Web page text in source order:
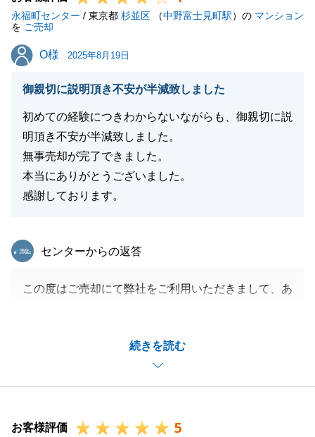
今後とも何卒よろしくお願いいたします。
永福町センター / 東京都 杉並区 （中野富士見町駅）の マンション
を ご売却
O様
O様 2025年8月19日
御親切に説明頂き不安が半減致しました
初めての経験につきわからないながらも、御親切に説
明頂き不安が半減致しました。
無事売却が完了できました。
本当にありがとうございました。
感謝しております。
続きを読む
東急リバブル
センターからの返答
この度はご売却にて弊社をご利用いただきまして、あ
時間がかかってはしまいましたが、良いご縁もあり、
無事にご契約・お引渡しまで完了することができ、私
も大変嬉しく思います。
ませんでしたが、書類の郵送関係等、日頃より迅速に
お客様評価 5